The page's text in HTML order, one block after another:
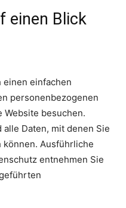
einen Blick
einen einfachen
personenbezogenen
Website besuchen.
Daten, mit denen Sie
Ausführliche
entnehmen Sie